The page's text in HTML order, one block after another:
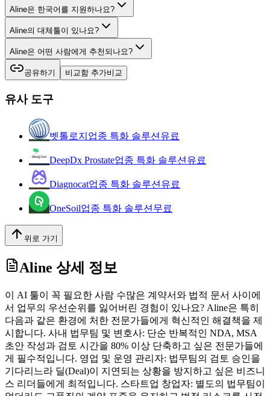
Aline은 한국어를 지원하나요?
Aline의 대체툴이 있나요?
Aline은 어떤 사람에게 추천되나요?
공유하기 비교함 추가비교
유사 도구
벳톨로지 업종 특화 솔루션 유료
DeepDx Prostate업종 특화 솔루션 유료
Diagnocat업종 특화 솔루션 유료
OneSoil업종 특화 솔루션 무료
위로 가기
Aline 상세 정보
이 AI 툴이 꼭 필요한 사람 수많은 계약서와 법적 문서 사이에
서 업무의 우선순위를 잃어버린 경험이 있나요? Aline은 특히
다음과 같은 환경에 처한 전문가들에게 혁신적인 해결책을 제
시합니다. 사내 법무팀 및 변호사: 단순 반복적인 NDA, MSA
초안 작성과 검토 시간을 80% 이상 단축하고 싶은 전문가들에
게 필수적입니다. 영업 및 운영 관리자: 법무팀의 검토 승인을
기다리느라 딜(Deal)이 지연되는 상황을 방지하고 싶은 비즈니
스 리더들에게 최적입니다. 스타트업 창업자: 별도의 법무팀이